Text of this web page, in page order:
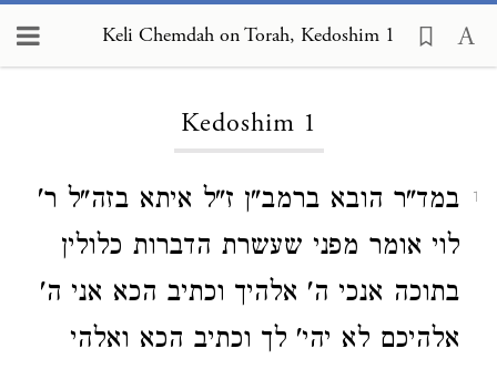
Keli Chemdah on Torah, Kedoshim 1
Kedoshim 1
1
במד"ר הובא ברמב"ן ז"ל איתא בזה"ל ר'
לוי אומר מפני שעשרת הדברות כלולין
בתוכה אנכי ה' אלהיך וכתיב הכא אני ה'
אלהיכם לא יהי' לך וכתיב הכא ואלהי